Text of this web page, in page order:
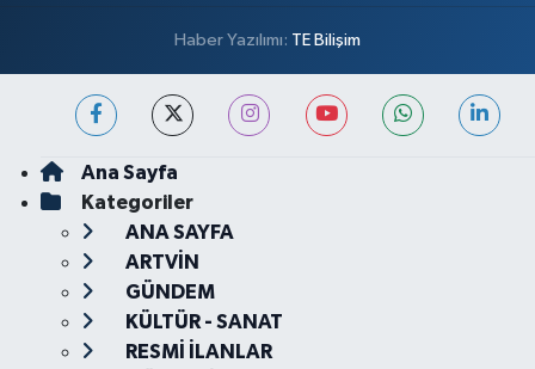
Haber Yazılımı: TE Bilişim
Ana Sayfa
Kategoriler
ANA SAYFA
ARTVİN
GÜNDEM
KÜLTÜR - SANAT
RESMİ İLANLAR